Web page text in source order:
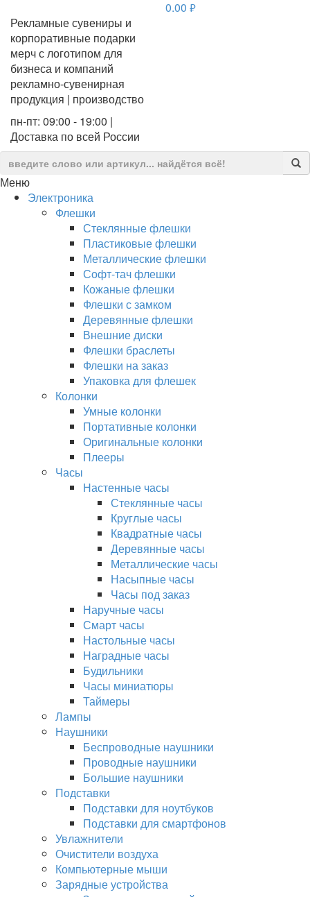
Рекламные сувениры и
корпоративные подарки
мерч с логотипом для
бизнеса и компаний
рекламно-сувенирная
продукция | производство
пн-пт: 09:00 - 19:00 |
Доставка по всей России
0.00 руб.
Меню
Электроника
Флешки
Стеклянные флешки
Пластиковые флешки
Металлические флешки
Софт-тач флешки
Кожаные флешки
Флешки с замком
Деревянные флешки
Внешние диски
Флешки браслеты
Флешки на заказ
Упаковка для флешек
Колонки
Умные колонки
Портативные колонки
Оригинальные колонки
Плееры
Часы
Настенные часы
Стеклянные часы
Круглые часы
Квадратные часы
Деревянные часы
Металлические часы
Насыпные часы
Часы под заказ
Наручные часы
Смарт часы
Настольные часы
Наградные часы
Будильники
Часы миниатюры
Таймеры
Лампы
Наушники
Беспроводные наушники
Проводные наушники
Большие наушники
Подставки
Подставки для ноутбуков
Подставки для смартфонов
Увлажнители
Очистители воздуха
Компьютерные мыши
Зарядные устройства